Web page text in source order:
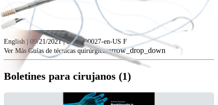
Collateral Ligament Repair With
Augmentation
English | 09/21/2021 | LT1-000027-en-US F
Ver Más Guías de técnicas quirúrgicasarrow_drop_down
Boletines para cirujanos (1)